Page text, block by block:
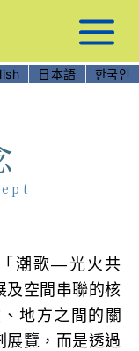
日本語 한국인
潮歌—光火共
及空間串聯的核
地方之間的關
展覽，而是透過